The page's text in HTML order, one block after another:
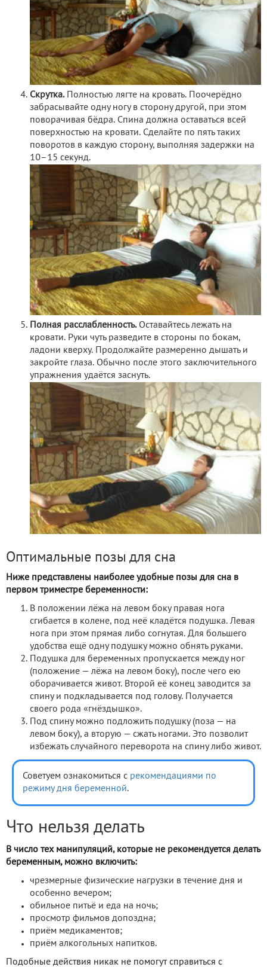
Скрутка.Полностью лягте на кровать. Поочерёдно
забрасывайте одну ногу в сторону другой, при этом
поворачивая бёдра. Спина должна оставаться всей
поверхностью на кровати. Сделайте по пять таких
поворотов в каждую сторону, выполняя задержки на
10–15 секунд.
Полная расслабленность. Оставайтесь лежать на
кровати. Руки чуть разведите в стороны по бокам,
ладони кверху. Продолжайте размеренно дышать и
закройте глаза. Обычно после этого заключительного
упражнения удаётся заснуть.
Оптимальные позы для сна
Ниже представлены наиболее удобные позы для сна в
первом триместре беременности:
В положении лёжа на левом боку правая нога
сгибается в колене, под неё кладётся подушка. Левая
нога при этом прямая либо согнутая. Для большего
удобства ещё одну подушку можно обнять руками.
Подушка для беременных пропускается между ног
(положение — лёжа на левом боку), после чего ею
оборачивается живот. Второй её конец заводится за
спину и подкладывается под голову. Получается
своего рода «гнёздышко».
Под спину можно подложить подушку (поза — на
левом боку), а вторую — сжать ногами. Это позволит
избежать случайного переворота на спину либо живот.
Советуем ознакомиться с рекомендациями по
режиму дня беременной.
Что нельзя делать
В число тех манипуляций, которые не рекомендуется делать
беременным, можно включить:
чрезмерные физические нагрузки в течение дня и
особенно вечером;
обильное питьё и еда на ночь;
просмотр фильмов допоздна;
приём медикаментов;
приём алкогольных напитков.
Подобные действия никак не помогут справиться с